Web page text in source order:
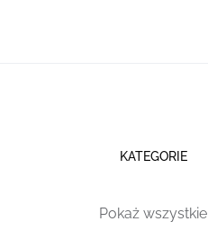
KATEGORIE
Pokaż wszystkie